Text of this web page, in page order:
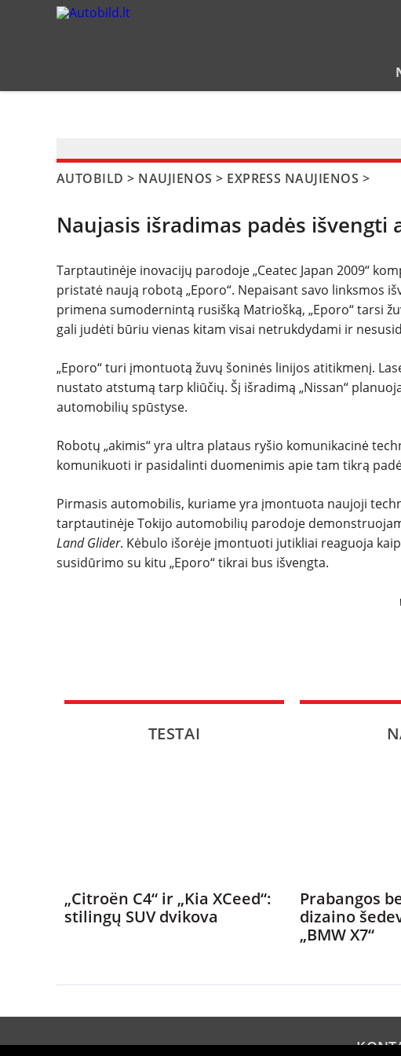
AUTOBILD > NAUJIENOS > EXPRESS NAUJIENOS >
Naujasis išradimas padės išvengti
Tarptautinėje inovacijų parodoje „Ceatec Japan 2009“
pristatė naują robotą „Eporo“. Nepaisant savo linksmos
primena sumodernintą rusišką Matriošką, „Eporo“ tarsi
gali judėti būriu vienas kitam visai netrukdydami ir
„Eporo“ turi įmontuotą žuvų šoninės linijos atitikmenį.
nustato atstumą tarp kliūčių. Šį išradimą „Nissan“
automobilių spūstyse.
Robotų „akimis“ yra ultra plataus ryšio komunikacinė
komunikuoti ir pasidalinti duomenimis apie tam tikrą
Pirmasis automobilis, kuriame yra įmontuota naujoji
tarptautinėje Tokijo automobilių parodoje
Land Glider. Kėbulo išorėje įmontuoti jutikliai reaguoja kaip
susidūrimo su kitu „Eporo“ tikrai bus išvengta.
TESTAI
„Citroën C4“ ir „Kia XCeed“:
stilingų SUV dvikova
Prabangos
dizaino
„BMW X7“